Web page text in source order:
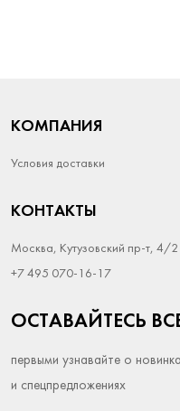
КОМПАНИЯ
Условия доставки
КОНТАКТЫ
Москва, Кутузовский пр-т, 4/2
+7 495 070-16-17
ОСТАВАЙТЕСЬ
первыми узнавайте о
и спецпредложениях